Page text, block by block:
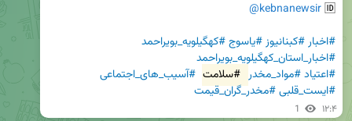
🆔
@kebnanewsir
#اخبار#کبنانیوز#یاسوج#کهگیلویه_بویراحمد
#اخبار_استان_کهگیلویه_بویراحمد
#اعتیاد#مواد_مخدر #سلامت #آسیب_های_اجتماعی
#ایست_قلبی#مخدر_گران_قیمت
1 ۱۲:۴